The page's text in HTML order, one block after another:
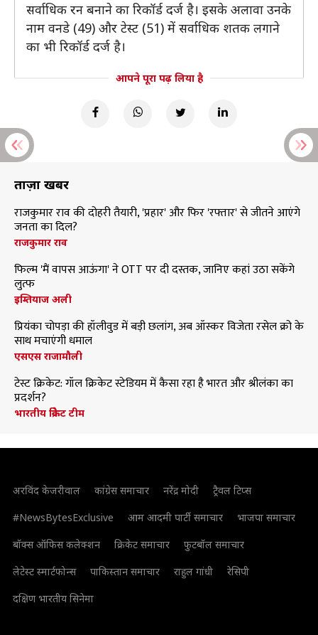
सर्वाधिक रन बनाने का रिकॉर्ड दर्ज है। इसके अलावा उनके
नाम वनडे (49) और टेस्ट (51) में सर्वाधिक शतक लगाने
का भी रिकॉर्ड दर्ज है।
आपने पूरा पढ़ लिया है
ताज़ा खबरें
राजकुमार राव की दोहरी तैयारी, 'प्रहार' और फिर 'रफ्तार' से जीतने आएंगे
जनता का दिल?
राजकुमार राव
फिल्म 'मैं वापस आऊंगा' ने OTT पर दी दस्तक, जानिए कहां उठा सकेंगे
लुत्फ
इम्तियाज अली
प्रियंका चोपड़ा की हॉलीवुड में बड़ी छलांग, अब ऑस्कर विजेता रसेल क्रो के
साथ मचाएंगी धमाल
एसएस राजामौली
टेस्ट क्रिकेट: गॉल क्रिकेट स्टेडियम में कैसा रहा है भारत और श्रीलंका का
प्रदर्शन?
भारतीय क्रिकेट टीम
अरविंद केजरीवाल कांग्रेस समाचार नरेंद्र मोदी
ट्रैवल टिप्स
#NewsBytesExclusive
आम आदमी पार्टी समाचार
भाजपा समाचार
बॉक्स ऑफिस कलेक्शन
क्रिकेट समाचार
फुटबॉल समाचार
लेटेस्ट स्मार्टफोन्स
पाकिस्तान समाचार राहुल गांधी
रेसिपी
दक्षिण भारतीय सिनेमा